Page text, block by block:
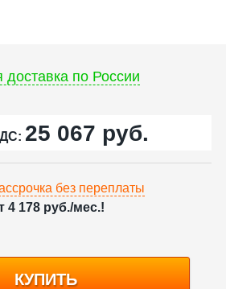
доставка по России
25 067 руб.
без переплаты
4 178 руб./мес.!
КУПИТЬ